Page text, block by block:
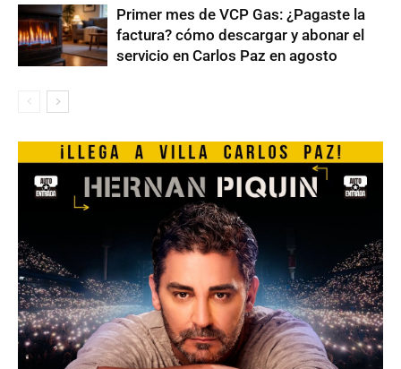
Primer mes de VCP Gas: ¿Pagaste la
factura? cómo descargar y abonar el
servicio en Carlos Paz en agosto